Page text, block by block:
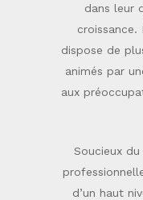
dans leur
croissance.
dispose de
animés par
aux
Soucieux
d’un haut